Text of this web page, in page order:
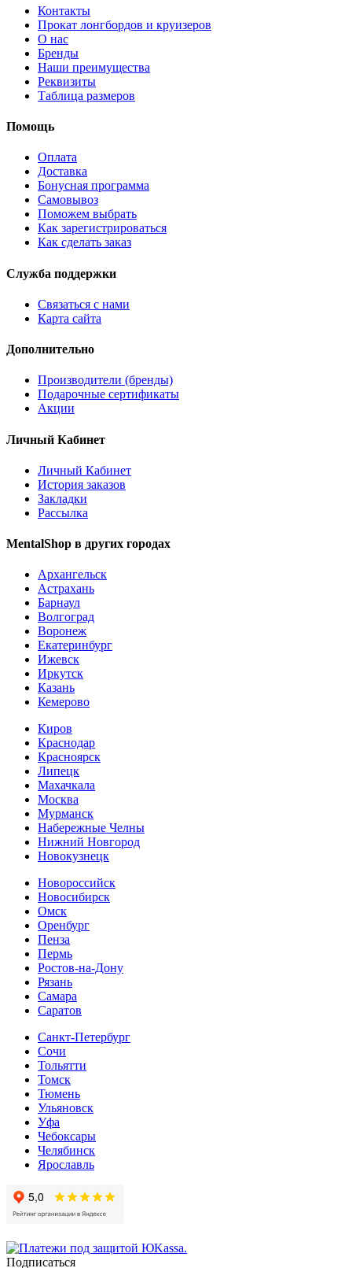
Контакты
Прокат лонгбордов и круизеров
О нас
Бренды
Наши преимущества
Реквизиты
Таблица размеров
Помощь
Оплата
Доставка
Бонусная программа
Самовывоз
Поможем выбрать
Как зарегистрироваться
Как сделать заказ
Служба поддержки
Связаться с нами
Карта сайта
Дополнительно
Производители (бренды)
Подарочные сертификаты
Акции
Личный Кабинет
Личный Кабинет
История заказов
Закладки
Рассылка
MentalShop в других городах
Архангельск
Астрахань
Барнаул
Волгоград
Воронеж
Екатеринбург
Ижевск
Иркутск
Казань
Кемерово
Киров
Краснодар
Красноярск
Липецк
Махачкала
Москва
Мурманск
Набережные Челны
Нижний Новгород
Новокузнецк
Новороссийск
Новосибирск
Омск
Оренбург
Пенза
Пермь
Ростов-на-Дону
Рязань
Самара
Cаратов
Санкт-Петербург
Сочи
Тольятти
Томск
Тюмень
Ульяновск
Уфа
Чебоксары
Челябинск
Ярославль
Подписаться